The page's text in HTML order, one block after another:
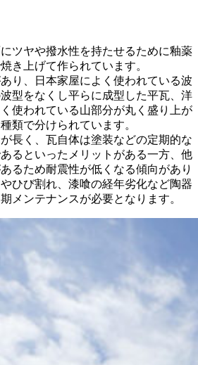
ツヤや撥水性を持たせるために釉薬
き上げて作られています。
り、日本家屋によく使われている波
型をなくし平らに成型した平瓦、洋
使われている山部分が丸く盛り上が
類で分けられています。
長く、瓦自体は塗装などの定期的な
るといったメリットがある一方、他
るため耐震性が低くなる傾向があり
ひび割れ、漆喰の経年劣化など陶器
メンテナンスが必要となります。